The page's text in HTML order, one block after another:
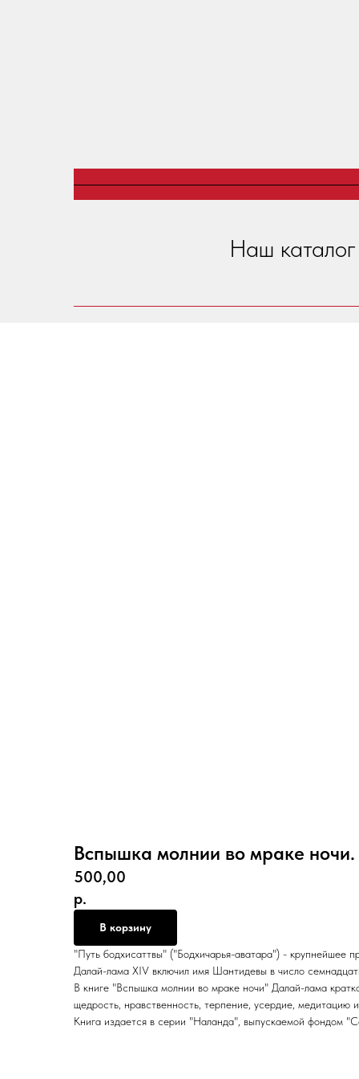
Наш
Вспышка молнии во мраке
500,00
р.
В корзину
"Путь бодхисаттвы" ("Бодхичарья-аватара") -
Далай-лама XIV включил имя Шантидевы в число
В книге "Вспышка молнии во мраке ночи" Далай-лама
щедрость, нравственность, терпение, усердие,
Книга издается в серии "Наланда", выпускаемой фондом